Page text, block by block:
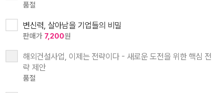
품절
변신력, 살아남을 기업들의 비밀
판매가 7,200원
해외건설사업, 이제는 전략이다 - 새로운 도전을 위한 핵심 전
략 제안
품절